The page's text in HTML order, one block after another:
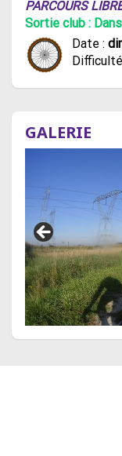
PARCOURS
Sortie club :
Date :
GALERIE